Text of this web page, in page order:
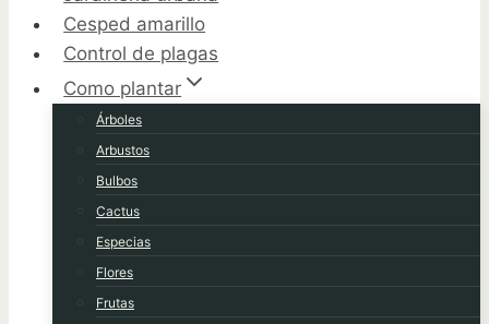
Cesped amarillo
Control de plagas
Como plantar
Árboles
Arbustos
Bulbos
Cactus
Especias
Flores
Frutas